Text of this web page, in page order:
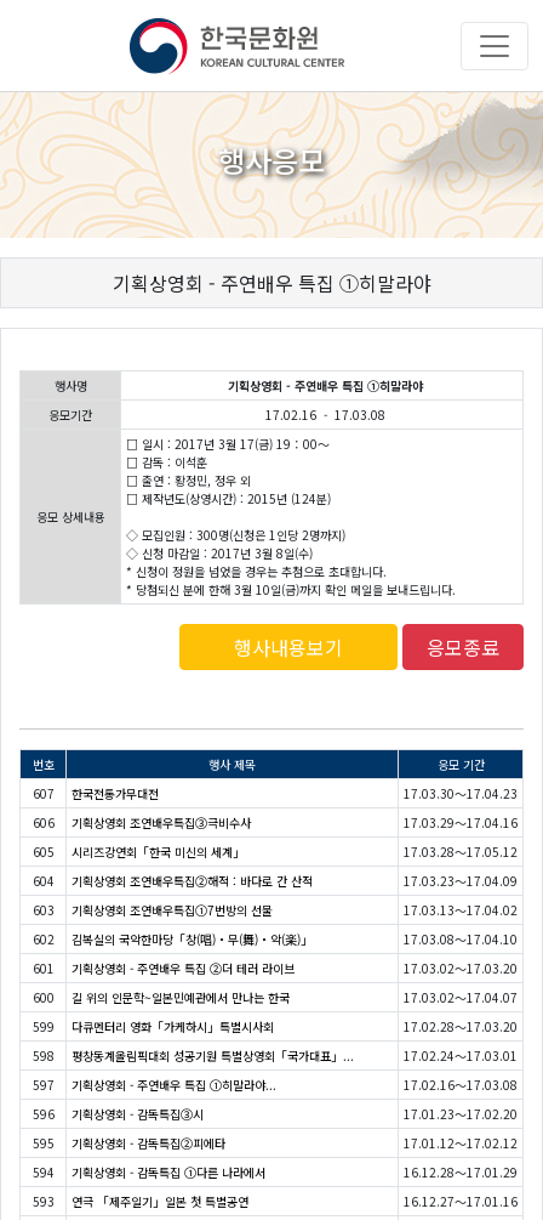
행사응모
기획상영회 - 주연배우 특집 ①히말라야
행사명
기획상영회 - 주연배우 특집 ①히말라야
응모기간
17.02.16 - 17.03.08
응모 상세내용
□ 일시 : 2017년 3월 17(금) 19：00～
□ 감독 : 이석훈
□ 출연 : 황정민, 정우 외
□ 제작년도(상영시간) : 2015년 (124분)
◇ 모집인원 : 300명(신청은 1인당 2명까지)
◇ 신청 마감일 : 2017년 3월 8일(수)
* 신청이 정원을 넘었을 경우는 추첨으로 초대합니다.
* 당첨되신 분에 한해 3월 10일(금)까지 확인 메일을 보내드립니다.
행사내용보기 응모종료
번호 행사 제목
응모 기간
607
한국전통가무대전
17.03.30～17.04.23
606
기획상영회 조연배우특집③극비수사
17.03.29～17.04.16
605
시리즈강연회「한국 미신의 세계」
17.03.28～17.05.12
604
기획상영회 조연배우특집②해적 : 바다로 간 산적
17.03.23～17.04.09
603
기획상영회 조연배우특집①7번방의 선물
17.03.13～17.04.02
602
김복실의 국악한마당「창(唱)・무(舞)・악(楽)」
17.03.08～17.04.10
601
기획상영회 - 주연배우 특집 ②더 테러 라이브
17.03.02～17.03.20
600
길 위의 인문학~일본민예관에서 만나는 한국
17.03.02～17.04.07
599
다큐멘터리 영화「가케하시」특별시사회
17.02.28～17.03.20
598
평창동계올림픽대회 성공기원 특별상영회「국가대표」...
17.02.24～17.03.01
597
기획상영회 - 주연배우 특집 ①히말라야...
17.02.16～17.03.08
596
기획상영회 - 감독특집③시
17.01.23～17.02.20
595
기획상영회 - 감독특집②피에타
17.01.12～17.02.12
594
기획상영회 - 감독특집 ①다른 나라에서
16.12.28～17.01.29
593
연극 「제주일기」일본 첫 특별공연
16.12.27～17.01.16